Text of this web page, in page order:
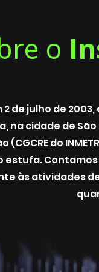
o
de julho de
na cidade de
(CGCRE do
estufa.
às atividades